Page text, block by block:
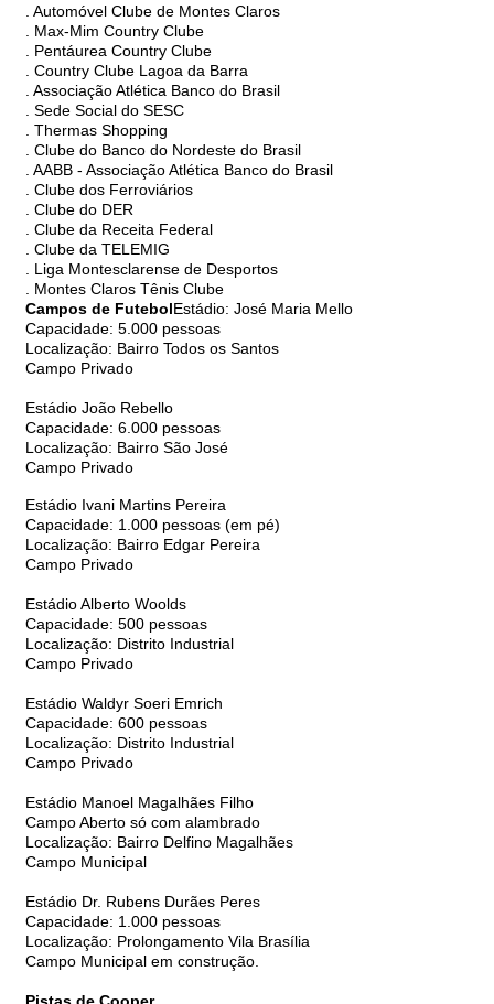
. Automóvel Clube de Montes Claros
. Max-Mim Country Clube
. Pentáurea Country Clube
. Country Clube Lagoa da Barra
. Associação Atlética Banco do Brasil
. Sede Social do SESC
. Thermas Shopping
. Clube do Banco do Nordeste do Brasil
. AABB - Associação Atlética Banco do Brasil
. Clube dos Ferroviários
. Clube do DER
. Clube da Receita Federal
. Clube da TELEMIG
. Liga Montesclarense de Desportos
. Montes Claros Tênis Clube
Campos de FutebolEstádio: José Maria Mello
Capacidade: 5.000 pessoas
Localização: Bairro Todos os Santos
Campo Privado
Estádio João Rebello
Capacidade: 6.000 pessoas
Localização: Bairro São José
Campo Privado
Estádio Ivani Martins Pereira
Capacidade: 1.000 pessoas (em pé)
Localização: Bairro Edgar Pereira
Campo Privado
Estádio Alberto Woolds
Capacidade: 500 pessoas
Localização: Distrito Industrial
Campo Privado
Estádio Waldyr Soeri Emrich
Capacidade: 600 pessoas
Localização: Distrito Industrial
Campo Privado
Estádio Manoel Magalhães Filho
Campo Aberto só com alambrado
Localização: Bairro Delfino Magalhães
Campo Municipal
Estádio Dr. Rubens Durães Peres
Capacidade: 1.000 pessoas
Localização: Prolongamento Vila Brasília
Campo Municipal em construção.